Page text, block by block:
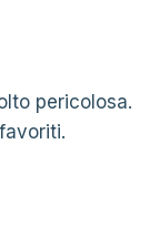
pericolosa.